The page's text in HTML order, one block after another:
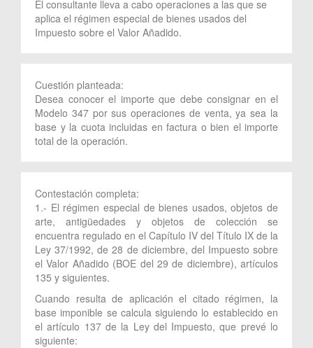
El consultante lleva a cabo operaciones a las que se
aplica el régimen especial de bienes usados del
Impuesto sobre el Valor Añadido.
Cuestión planteada:
Desea conocer el importe que debe consignar en el
Modelo 347 por sus operaciones de venta, ya sea la
base y la cuota incluidas en factura o bien el importe
total de la operación.
Contestación completa:
1.- El régimen especial de bienes usados, objetos de
arte, antigüedades y objetos de colección se
encuentra regulado en el Capítulo IV del Título IX de la
Ley 37/1992, de 28 de diciembre, del Impuesto sobre
el Valor Añadido (BOE del 29 de diciembre), artículos
135 y siguientes.
Cuando resulta de aplicación el citado régimen, la
base imponible se calcula siguiendo lo establecido en
el artículo 137 de la Ley del Impuesto, que prevé lo
siguiente: